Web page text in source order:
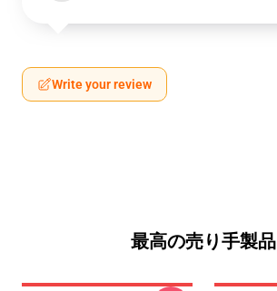
Write your review
最高の売り手製品